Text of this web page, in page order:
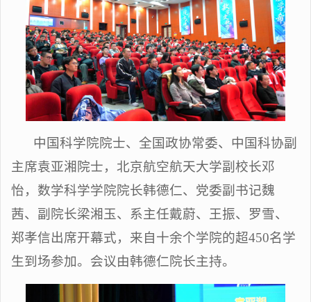
中国科学院院士、全国政协常委、中国科协副
主席袁亚湘院士，北京航空航天大学副校长邓
怡，数学科学学院院长韩德仁、党委副书记魏
茜、副院长梁湘玉、系主任戴蔚、王振、罗雪、
郑孝信出席开幕式，来自十余个学院的超450名学
生到场参加。会议由韩德仁院长主持。